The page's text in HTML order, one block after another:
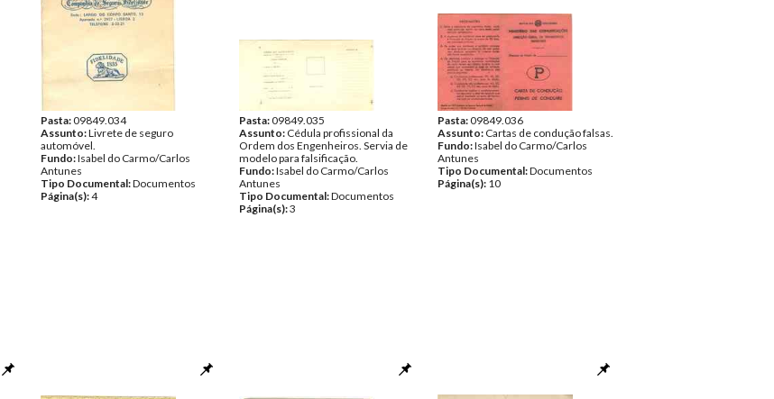
Pasta:09849.034
Assunto:Livrete de seguro
automóvel.
Fundo:Isabel do Carmo/Carlos
Antunes
Tipo Documental:Documentos
Página(s):4
Pasta:09849.035
Assunto: Cédula profissional da
Ordem dos Engenheiros. Servia de
modelo para falsificação.
Fundo:Isabel do Carmo/Carlos
Antunes
Tipo Documental:Documentos
Página(s):3
Pasta:09849.036
Assunto: Cartas de condução falsas.
Fundo:Isabel do Carmo/Carlos
Antunes
Tipo Documental:Documentos
Página(s): 10